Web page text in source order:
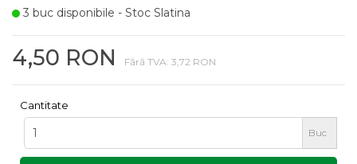
3 buc disponibile - Stoc Slatina
4,50 RON Fără TVA: 3,72 RON
Cantitate
Buc